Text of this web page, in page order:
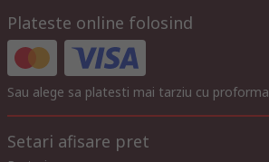
Plateste online folosind
Sau alege sa platesti mai tarziu cu proforma
Setari afisare pret